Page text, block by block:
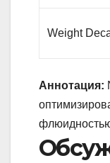
Weight
Аннотация: